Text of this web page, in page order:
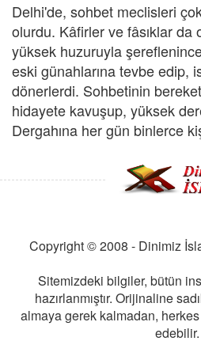
Delhi'de, sohbet meclisleri
olurdu. Kâfirler ve fâsıklar da
yüksek huzuruyla
eski günahlarına tevbe edip,
dönerlerdi. Sohbetinin
hidayete kavuşup, yüksek
Dergahına her gün binlerce
Copyright © 2008 - Dinimiz
Sitemizdeki bilgiler, bütün
hazırlanmıştır. Orijinaline
almaya gerek kalmadan,
edebilir.